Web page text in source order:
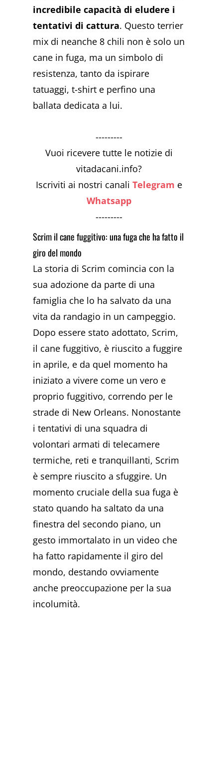
incredibile capacità di eludere i
tentativi di cattura. Questo terrier
mix di neanche 8 chili non è solo un
cane in fuga, ma un simbolo di
resistenza, tanto da ispirare
tatuaggi, t-shirt e perfino una
ballata dedicata a lui.
---------
Vuoi ricevere tutte le notizie di
vitadacani.info?
Iscriviti ai nostri canaliTelegram e
Whatsapp
---------
Scrim il cane fuggitivo: una fuga che ha fatto il
giro del mondo
La storia di Scrim comincia con la
sua adozione da parte di una
famiglia che lo ha salvato da una
vita da randagio in un campeggio.
Dopo essere stato adottato, Scrim,
il cane fuggitivo, è riuscito a fuggire
in aprile, e da quel momento ha
iniziato a vivere come un vero e
proprio fuggitivo, correndo per le
strade di New Orleans. Nonostante
i tentativi di una squadra di
volontari armati di telecamere
termiche, reti e tranquillanti, Scrim
è sempre riuscito a sfuggire. Un
momento cruciale della sua fuga è
stato quando ha saltato da una
finestra del secondo piano, un
gesto immortalato in un video che
ha fatto rapidamente il giro del
mondo, destando ovviamente
anche preoccupazione per la sua
incolumità.